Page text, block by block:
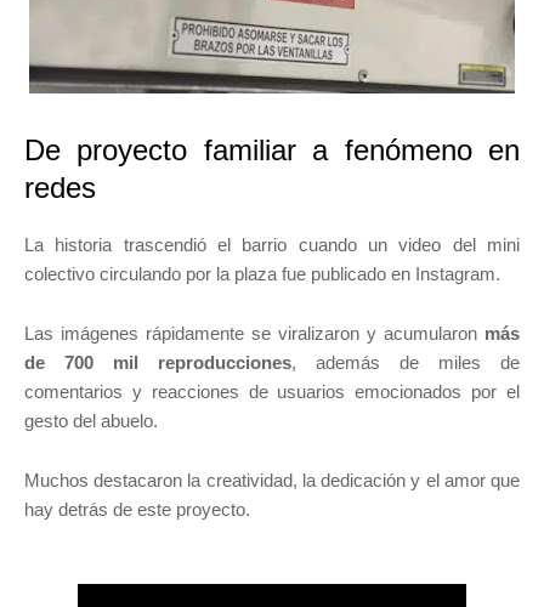
De proyecto familiar a fenómeno en
redes
La historia trascendió el barrio cuando un video del mini
colectivo circulando por la plaza fue publicado en Instagram.
Las imágenes rápidamente se viralizaron y acumularon más
de 700 mil reproducciones, además de miles de
comentarios y reacciones de usuarios emocionados por el
gesto del abuelo.
Muchos destacaron la creatividad, la dedicación y el amor que
hay detrás de este proyecto.